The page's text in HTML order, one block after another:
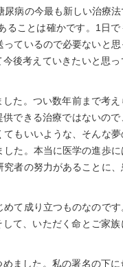
尿病の今最も新しい治療法
ることは確かです。1日で
ているので必要ないと思
後考えていきたいと思っ
た。つい数年前まで考え
できる治療ではないので
もいいような、そんな夢
た。本当に医学の進歩に
者の努力があることに、
て成り立つものなのです
て、いただく命とご家族
ました。私の署名の下に